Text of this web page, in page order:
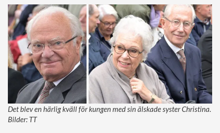
Det blev en härlig kväll för kungen med sin älskade syster Christina.
Bilder: TT